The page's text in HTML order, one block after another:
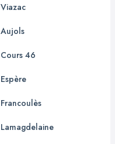
Viazac
Aujols
Cours 46
Espère
Francoulès
Lamagdelaine